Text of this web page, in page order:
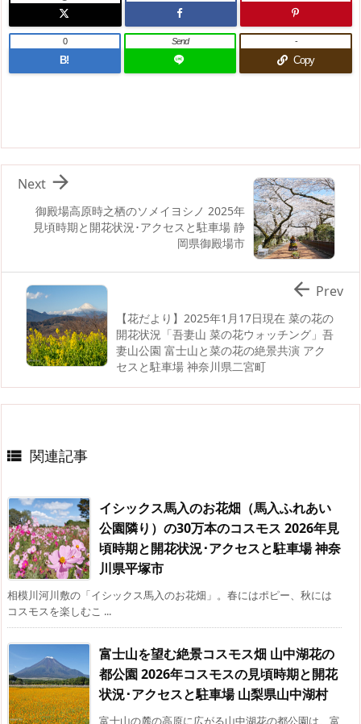
B!
0 Send
Copy
-
御殿場高原時之栖のソメイヨシノ 2025年
見頃時期と開花状況･アクセスと駐車場 静
岡県御殿場市

Next
【花だより】2025年1月17日現在 菜の花の
開花状況「吾妻山 菜の花ウォッチング」吾
妻山公園 富士山と菜の花の絶景共演 アク
セスと駐車場 神奈川県二宮町
 Prev
 関連記事
イシックス馬入のお花畑（馬入ふれあい
公園隣り）の30万本のコスモス 2026年見
頃時期と開花状況･アクセスと駐車場 神奈
川県平塚市
相模川河川敷の「イシックス馬入のお花畑」。春にはポピー、秋には
コスモスを楽しむこ ...
富士山を望む絶景コスモス畑 山中湖花の
都公園 2026年コスモスの見頃時期と開花
状況･アクセスと駐車場 山梨県山中湖村
富士山の麓の高原に広がる山中湖花の都公園は、富